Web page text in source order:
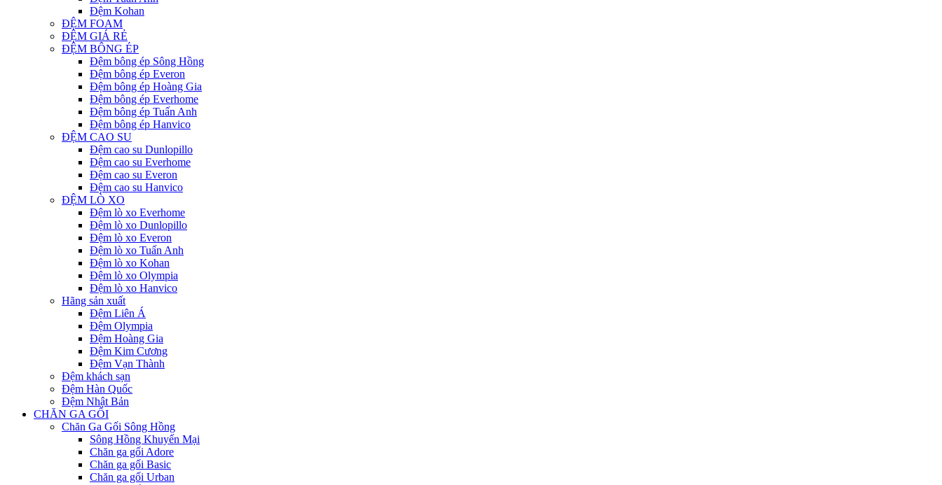
Đệm Kohan
ĐỆM FOAM
ĐỆM GIÁ RẺ
ĐỆM BÔNG ÉP
Đệm bông ép Sông Hồng
Đệm bông ép Everon
Đệm bông ép Hoàng Gia
Đệm bông ép Everhome
Đệm bông ép Tuấn Anh
Đệm bông ép Hanvico
ĐỆM CAO SU
Đệm cao su Dunlopillo
Đệm cao su Everhome
Đệm cao su Everon
Đệm cao su Hanvico
ĐỆM LÒ XO
Đệm lò xo Everhome
Đệm lò xo Dunlopillo
Đệm lò xo Everon
Đệm lò xo Tuấn Anh
Đệm lò xo Kohan
Đệm lò xo Olympia
Đệm lò xo Hanvico
Hãng sản xuất
Đệm Liên Á
Đệm Olympia
Đệm Hoàng Gia
Đệm Kim Cương
Đệm Vạn Thành
Đệm khách sạn
Đệm Hàn Quốc
Đệm Nhật Bản
CHĂN GA GỐI
Chăn Ga Gối Sông Hồng
Sông Hồng Khuyến Mại
Chăn ga gối Adore
Chăn ga gối Basic
Chăn ga gối Urban